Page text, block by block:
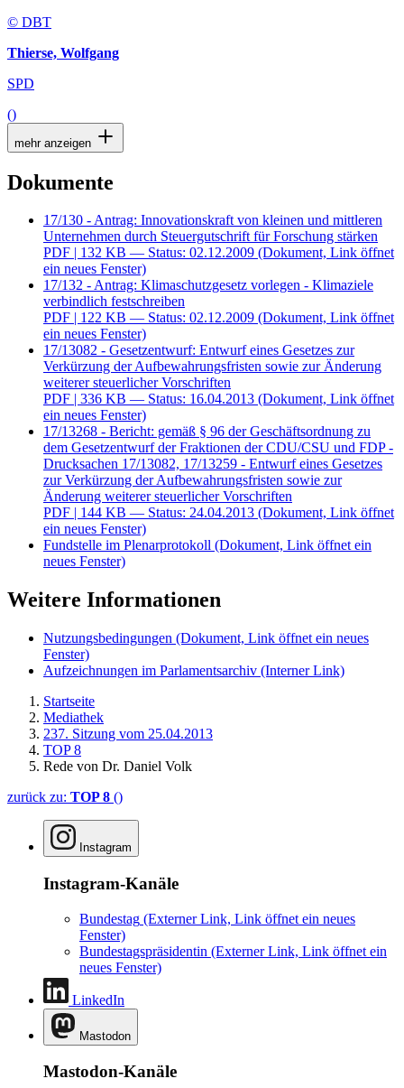
© DBT
Thierse, Wolfgang
SPD
()
mehr anzeigen
Dokumente
17/130 - Antrag: Innovationskraft von kleinen und mittleren
Unternehmen durch Steuergutschrift für Forschung stärken
PDF | 132 KB — Status: 02.12.2009 (Dokument, Link öffnet
ein neues Fenster)
17/132 - Antrag: Klimaschutzgesetz vorlegen - Klimaziele
verbindlich festschreiben
PDF | 122 KB — Status: 02.12.2009 (Dokument, Link öffnet
ein neues Fenster)
17/13082 - Gesetzentwurf: Entwurf eines Gesetzes zur
Verkürzung der Aufbewahrungsfristen sowie zur Änderung
weiterer steuerlicher Vorschriften
PDF | 336 KB — Status: 16.04.2013 (Dokument, Link öffnet
ein neues Fenster)
17/13268 - Bericht: gemäß § 96 der Geschäftsordnung zu
dem Gesetzentwurf der Fraktionen der CDU/CSU und FDP -
Drucksachen 17/13082, 17/13259 - Entwurf eines Gesetzes
zur Verkürzung der Aufbewahrungsfristen sowie zur
Änderung weiterer steuerlicher Vorschriften
PDF | 144 KB — Status: 24.04.2013 (Dokument, Link öffnet
ein neues Fenster)
Fundstelle im Plenarprotokoll (Dokument, Link öffnet ein
neues Fenster)
Weitere Informationen
Nutzungsbedingungen (Dokument, Link öffnet ein neues
Fenster)
Aufzeichnungen im Parlamentsarchiv (Interner Link)
Startseite
Mediathek
237. Sitzung vom 25.04.2013
TOP 8
Rede von Dr. Daniel Volk
zurück zu: TOP 8 ()
Instagram
Instagram-Kanäle
Bundestag (Externer Link, Link öffnet ein neues
Fenster)
Bundestagspräsidentin (Externer Link, Link öffnet ein
neues Fenster)
LinkedIn
Mastodon
Mastodon-Kanäle